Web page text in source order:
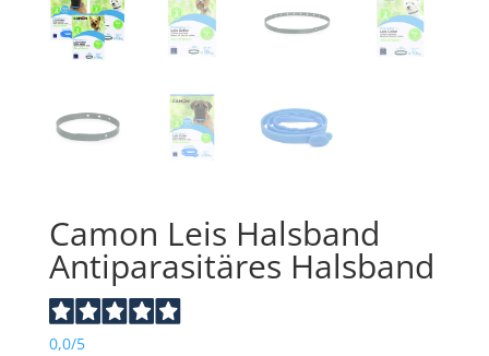
Camon Leis Halsband
Antiparasitäres Halsband
0,0/5